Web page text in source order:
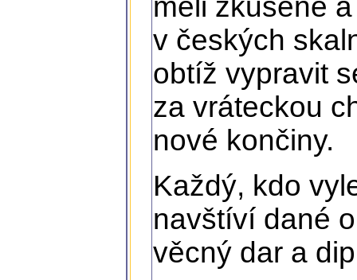
měli zkušené
v českých
obtíž vypravit
za vráteckou
nové končiny.
Každý, kdo
navštíví dané
věcný dar a